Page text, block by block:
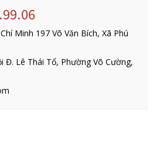
Minh 197 Võ Văn Bích, Xã Phú
Đ. Lê Thái Tổ, Phường Võ Cường,